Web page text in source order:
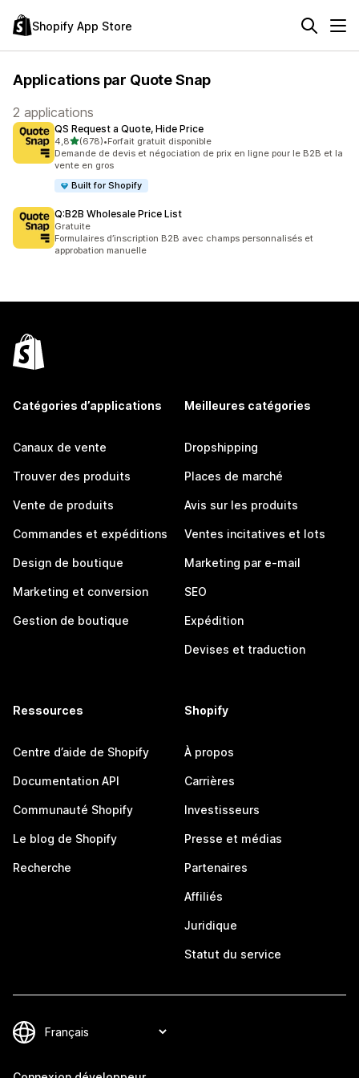
Shopify App Store
Applications par Quote Snap
2 applications
QS Request a Quote, Hide Price
4,8étoile(s) sur 5
(678)
678 avis au total
•Forfait gratuit disponible
Demande de devis et négociation de prix en ligne pour le B2B et la
vente en gros
Built for Shopify
Q:B2B Wholesale Price List
Gratuite
Formulaires d’inscription B2B avec champs personnalisés et
approbation manuelle
Catégories d’applications
Canaux de vente
Trouver des produits
Vente de produits
Commandes et expéditions
Design de boutique
Marketing et conversion
Gestion de boutique
Meilleures catégories
Dropshipping
Places de marché
Avis sur les produits
Ventes incitatives et lots
Marketing par e-mail
SEO
Expédition
Devises et traduction
Ressources
Centre d’aide de Shopify
Documentation API
Communauté Shopify
Le blog de Shopify
Recherche
Shopify
À propos
Carrières
Investisseurs
Presse et médias
Partenaires
Affiliés
Juridique
Statut du service